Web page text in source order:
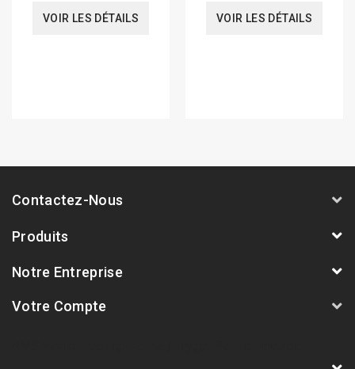
VOIR LES DÉTAILS VOIR LES DÉTAILS
Contactez-Nous
Produits
Notre Entreprise
Votre Compte